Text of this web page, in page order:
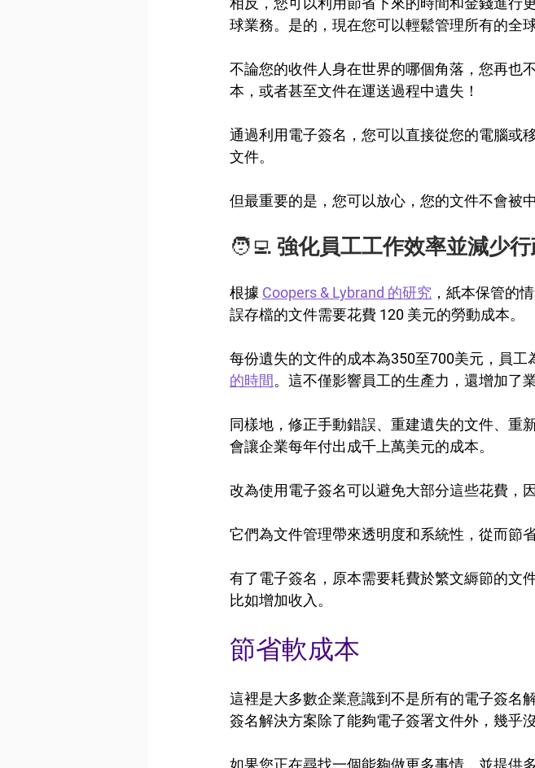
球業務。是的，現在您可以輕鬆管理所有的全
不論您的收件人身在世界的哪個角落，您再也
本，或者甚至文件在運送過程中遺失！
通過利用電子簽名，您可以直接從您的電腦或
文件。
但最重要的是，您可以放心，您的文件不會被
🧑‍💻 強化員工工作效率並減少
根據 Coopers & Lybrand 的研究 ，紙本保管的
誤存檔的文件需要花費 120 美元的勞動成本。
每份遺失的文件的成本為350至700美元，員工
的時間。這不僅影響員工的生產力，還增加了業
同樣地，修正手動錯誤、重建遺失的文件、重
會讓企業每年付出成千上萬美元的成本。
改為使用電子簽名可以避免大部分這些花費，
它們為文件管理帶來透明度和系統性，從而節
有了電子簽名，原本需要耗費於繁文縟節的文
比如增加收入。
節省軟成本
這裡是大多數企業意識到不是所有的電子簽名
簽名解決方案除了能夠電子簽署文件外，幾乎
如果您正在尋找一個能夠做更多事情，並提供